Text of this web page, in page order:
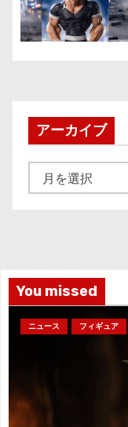
アーカイブ
ー
You missed
ニュース フィギュア